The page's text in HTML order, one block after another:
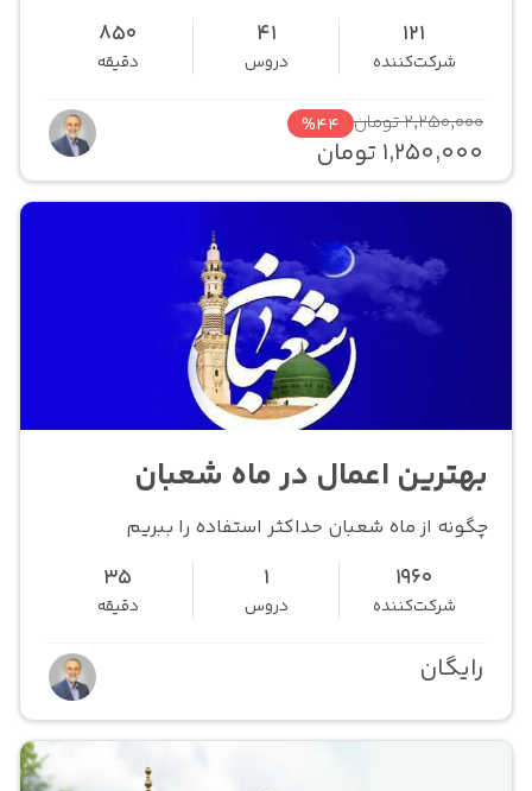
121
شرکت‌کننده
41
دروس
850
دقیقه
2,250,000 تومان %44
1,250,000 تومان
بهترین اعمال در ماه شعبان
چگونه از ماه شعبان حداکثر استفاده را ببریم
1960
شرکت‌کننده
1
دروس
35
دقیقه
رایگان